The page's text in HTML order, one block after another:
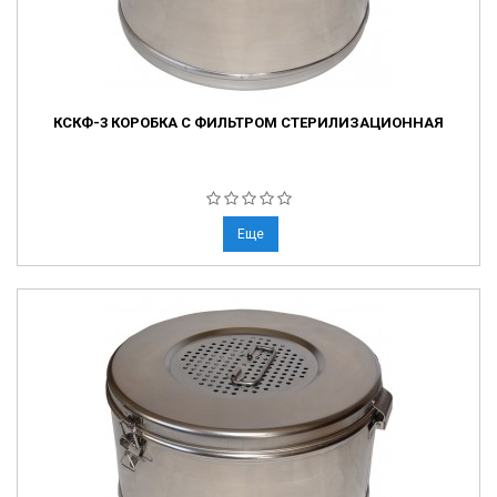
КСКФ-3 КОРОБКА С ФИЛЬТРОМ СТЕРИЛИЗАЦИОННАЯ
Еще